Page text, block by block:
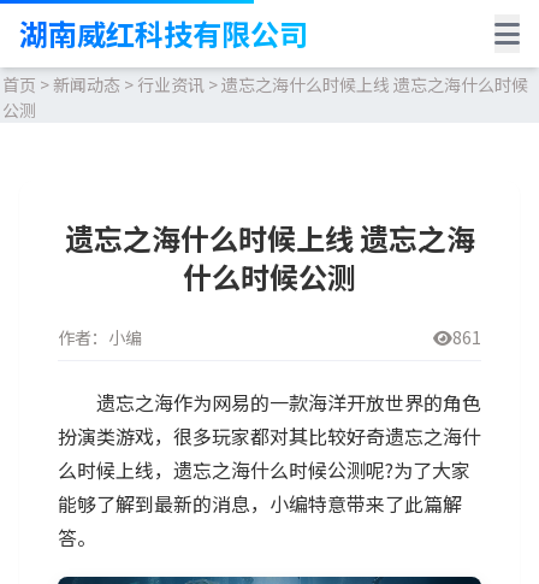
湖南威红科技有限公司
首页 >新闻动态 > 行业资讯 >遗忘之海什么时候上线 遗忘之海什么时候
公测
遗忘之海什么时候上线 遗忘之海
什么时候公测
作者：小编 861
遗忘之海作为网易的一款海洋开放世界的角色
扮演类游戏，很多玩家都对其比较好奇遗忘之海什
么时候上线，遗忘之海什么时候公测呢?为了大家
能够了解到最新的消息，小编特意带来了此篇解
答。